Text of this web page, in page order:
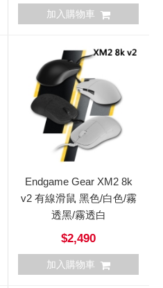
加入購物車
Endgame Gear XM2 8k
v2 有線滑鼠 黑色/白色/霧
透黑/霧透白
$2,490
加入購物車